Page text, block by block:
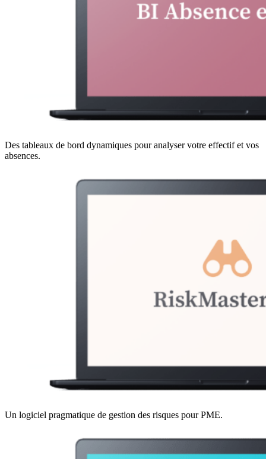
Des tableaux de bord dynamiques pour analyser votre effectif et vos
absences.
Un logiciel pragmatique de gestion des risques pour PME.